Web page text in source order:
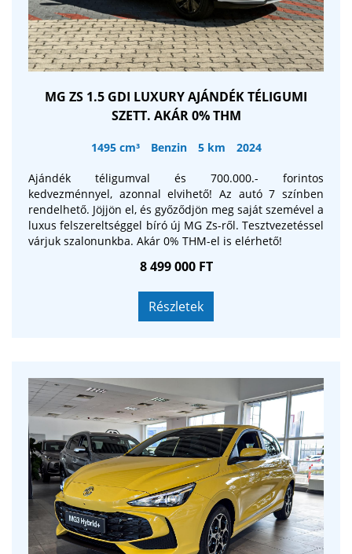
MG ZS 1.5 GDI LUXURY AJÁNDÉK TÉLIGUMI
SZETT. AKÁR 0% THM
1495 cm³ Benzin 5 km 2024
Ajándék téligumval és 700.000.- forintos
kedvezménnyel, azonnal elvihető! Az autó 7 színben
rendelhető. Jöjjön el, és győződjön meg saját szemével a
luxus felszereltséggel bíró új MG Zs-ről. Tesztvezetéssel
várjuk szalonunkba. Akár 0% THM-el is elérhető!
8 499 000 FT
Részletek